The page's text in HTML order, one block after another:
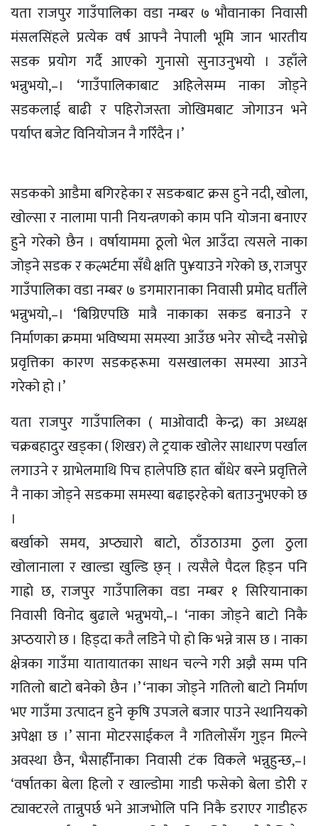
यता राजपुर गाउँपालिका वडा नम्बर ७भौवानाका निवासी
मंसलसिंहले प्रत्येक वर्ष आफ्नै नेपालीभूमि जान भारतीय
सडक प्रयोग गर्दै आएको गुनासो सुनाउनुभयो । उहाँले
भन्नुभयो,–। ‘गाउँपालिकाबाट अहिलेसम्म नाका जोड्ने
सडकलाई बाढी र पहिरोजस्ता जोखिमबाट जोगाउन भने
पर्याप्त बजेट विनियोजन नै गरिँदैन ।’
सडकको आडैमा बगिरहेका र सडकबाट क्रस हुने नदी, खोला,
खोल्सा र नालामा पानी नियन्त्रणको काम पनि योजना बनाएर
हुने गरेको छैन । वर्षायाममा ठूलो भेल आउँदा त्यसले नाका
जोड्ने सडक र कल्भर्टमासँधैक्षतिपु¥याउनेगरेको छ, राजपुर
गाउँपालिका वडा नम्बर ७ डगमारानाकानिवासी प्रमोद घर्तीले
भन्नुभयो,–। ‘बिग्रिएपछि मात्रै नाकाका सकडबनाउने र
निर्माणका क्रममा भविष्यमा समस्या आउँछ भनेर सोच्दै नसोच्ने
प्रवृत्तिका कारणसडकहरूमा यसखालका समस्या आउने
गरेको हो ।’
यता राजपुर गाउँपालिका ( माओवादी केन्द्र) का अध्यक्ष
चक्रबहादुर खड्का ( शिखर) ले ट्रयाक खोलेर साधारण पर्खाल
लगाउने र ग्राभेलमाथि पिच हालेपछि हात बाँधेर बस्ने प्रवृत्तिले
नै नाका जोड्ने सडकमा समस्या बढाइरहेको बताउनुभएको छ
।
बर्खाको समय, अप्ठ्यारो बाटो, ठाँउठाउमा ठुला ठुला
खोलानाला र खाल्डा खुल्डि छ्न् । त्यसैले पैदल हिड्न पनि
गाह्रो छ, राजपुर गाउँपालिका वडा नम्बर १ सिरियानाका
निवासी विनोद बुढाले भन्नुभयो,–। ‘नाका जोड्ने बाटो निकै
अप्ठयारो छ । हिड्दा कतै लडिने पो हो कि भन्ने त्रास छ । नाका
क्षेत्रका गाउँमा यातायातका साधन चल्ने गरी अझै सम्म पनि
गतिलो बाटो बनेको छैन ।’ ‘नाका जोड्ने गतिलो बाटो निर्माण
भए गाउँमा उत्पादन हुने कृषि उपजले बजार पाउने स्थानियको
अपेक्षा छ ।’ साना मोटरसाईकल नै गतिलोसँग गुड्न मिल्ने
अवस्था छैन, भैसाहीँनाका निवासी टंक विकले भन्नुहुन्छ,–।
‘वर्षातका बेला हिलो र खाल्डोमा गाडी फसेको बेला डोरी र
ट्याक्टरले तान्नुपर्छ भने आजभोलि पनि निकै डराएर गाडीहरु